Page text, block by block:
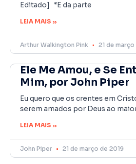
Editado] “E da parte
LEIA MAIS »
Arthur Walkington Pink 21 de março
Ele Me Amou, e Se
Mim, por John Piper
Eu quero que os crentes em
serem amados por Deus ao
LEIA MAIS »
John Piper 21 de março de 2019